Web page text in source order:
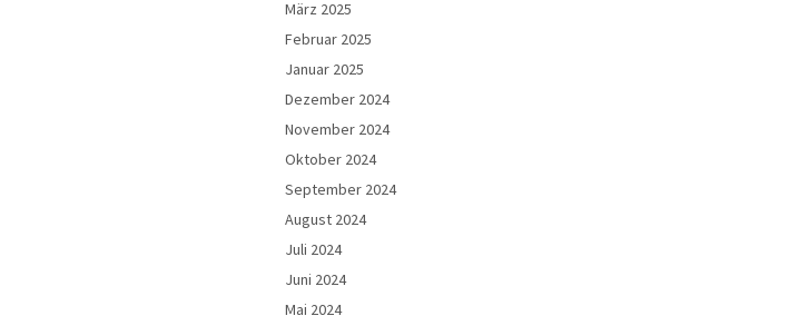
März 2025
Februar 2025
Januar 2025
Dezember 2024
November 2024
Oktober 2024
September 2024
August 2024
Juli 2024
Juni 2024
Mai 2024